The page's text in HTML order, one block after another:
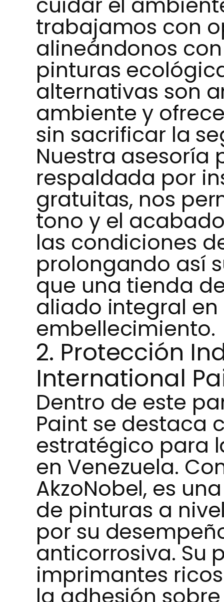
trabajamos con
alineándonos
pinturas
alternativas son
ambiente y
sin sacrificar la
Nuestra asesoría
respaldada por
gratuitas, nos
tono y el
las condiciones
prolongando así
que una tienda
aliado integral
embellecimiento.
2. Protección
International
Dentro de este
Paint se destaca
estratégico para
en Venezuela.
AkzoNobel, es
de pinturas a
por su
anticorrosiva. Su
imprimantes
la adhesión